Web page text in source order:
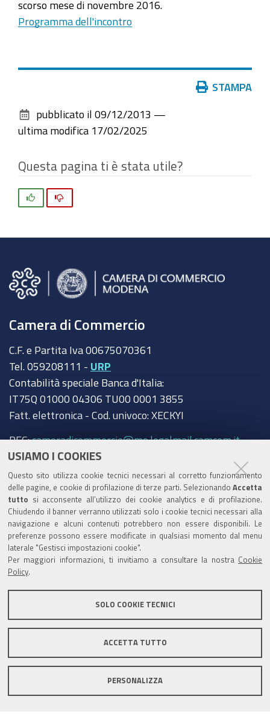
USIAMO I COOKIES
Questo sito utilizza cookie tecnici necessari al corretto funzionamento
delle pagine, e cookie di profilazione di terze parti. Selezionando Accetta
tutto si acconsente all’utilizzo dei cookie analytics e di profilazione.
Chiudendo il banner verranno utilizzati solo i cookie tecnici necessari alla
navigazione e alcuni contenuti potrebbero non essere disponibili. Le
preferenze possono essere modificate in qualsiasi momento dal menu
laterale "Gestisci impostazioni cookie".
Per maggiori informazioni, ti invitiamo a consultare la nostra Cookie
Policy
SOLO COOKIE TECNICI
ACCETTA TUTTO
PERSONALIZZA
scorso mese di novembre 2016.
Programma dell'incontro
documento
STAMPA
pubblicato il 09/12/2013 —
ultima modifica 17/02/2025
Questa pagina ti è stata utile?
Camera di Commercio
C.F. e Partita Iva 00675070361
Tel. 059208111 - URP
Contabilità speciale Banca d'Italia:
IT75Q 01000 04306 TU00 0001 3855
Fatt. elettronica - Cod. univoco: XECKYI
PEC:cameradicommercio@mo.legalmail.camcom.it
Amministrazione trasparente
Albo Camerale
Pubblicità Legale
Area riservata Amministratori
Informativa generale
Informative privacy
Accessibilità
Note legali
Informativa estesa sui cookie
Social media policy